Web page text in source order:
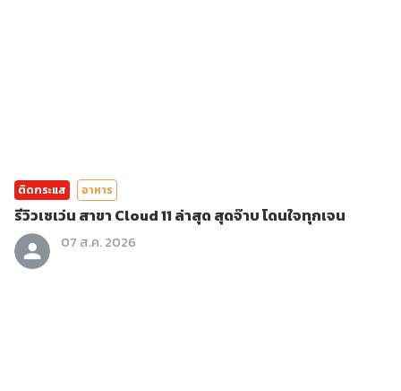
ติดกระแส อาหาร
รีวิวเซเว่น สาขา Cloud 11 ล่าสุด สุดจ๊าบ โดนใจทุกเจน
07 ส.ค. 2026